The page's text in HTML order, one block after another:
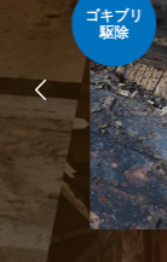
ゴキブリ
駆除